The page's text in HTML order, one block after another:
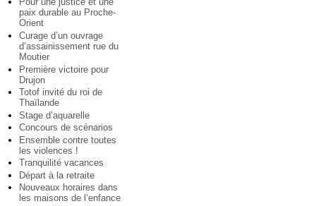
paix durable au Proche-
Orient
Curage d’un ouvrage
d’assainissement rue du
Moutier
Première victoire pour
Drujon
Totof invité du roi de
Thaïlande
Stage d’aquarelle
Concours de scénarios
Ensemble contre toutes
les violences !
Tranquilité vacances
Départ à la retraite
Nouveaux horaires dans
les maisons de l’enfance